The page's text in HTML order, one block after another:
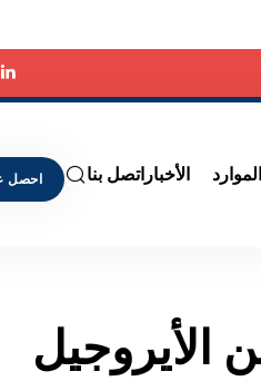
الموارد الأخبار اتصل بنا احصل
الأيروجيل